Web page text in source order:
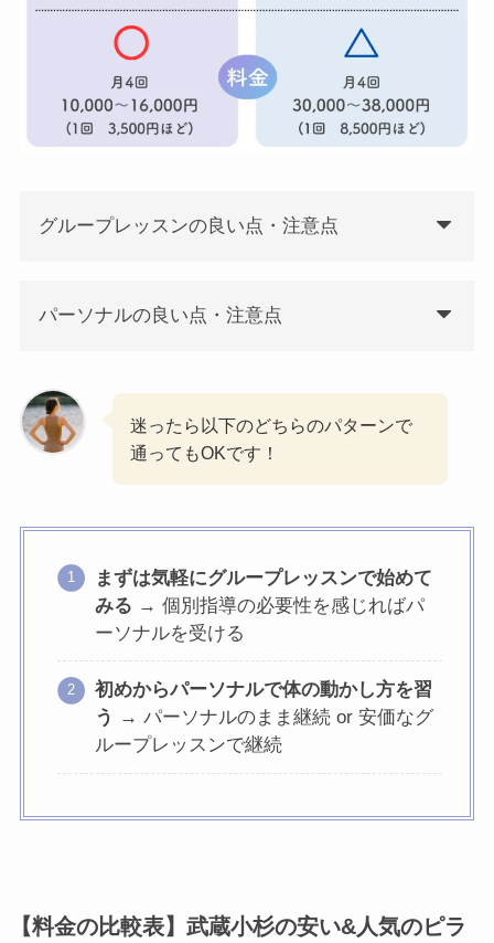
グループレッスンの良い点・注意点
パーソナルの良い点・注意点
迷ったら以下のどちらのパターンで
通ってもOKです！
まずは気軽にグループレッスンで始めて
みる → 個別指導の必要性を感じればパ
ーソナルを受ける
初めからパーソナルで体の動かし方を習
う → パーソナルのまま継続 or 安価なグ
ループレッスンで継続
【料金の比較表】武蔵小杉の安い&人気のピラ